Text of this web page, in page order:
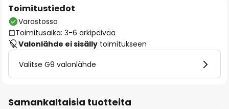
Toimitustiedot
Varastossa
Toimitusaika: 3-6 arkipäivää
Valonlähde ei sisälly toimitukseen
Valitse G9 valonlähde
Samankaltaisia tuotteita